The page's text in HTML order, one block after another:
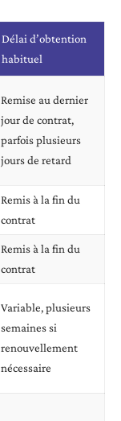
Délai d’obtention
habituel
Remise au dernier
jour de contrat,
parfois plusieurs
jours de retard
Remis à la fin du
contrat
Remis à la fin du
contrat
Variable, plusieurs
semaines si
renouvellement
nécessaire